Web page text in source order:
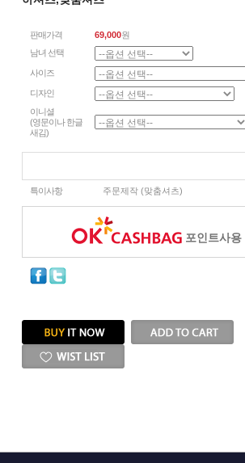
판매가격 69,000원
남녀 선택
사이즈
디자인
이니셜
(영문이나 한글
새김)
특이사항 주문제작 (맞춤셔츠)
포인트사용